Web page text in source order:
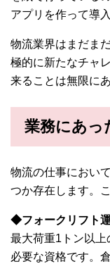
アプリを作って導
物流業界はまだま
極的に新たなチャ
来ることは無限に
業務にあっ
物流の仕事におい
つか存在します。
◆フォークリフト
最大荷重1トン以上
必要な資格です。